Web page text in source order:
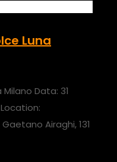
Luna
Data: 31
Airaghi, 131